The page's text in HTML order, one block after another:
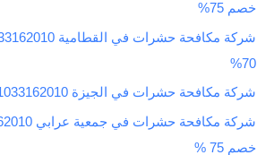
:
خصم 75%
70%
شركة مكافحة حشرات في الجيزة 01033162010 افضل خصم 75%
خصم 75 %